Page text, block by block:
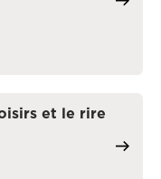
et le rire